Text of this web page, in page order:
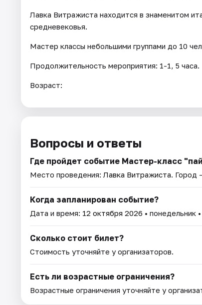
Лавка Витражиста находится в знаменитом
средневековья.
Мастер классы небольшими группами до 10
Продолжительность мероприятия: 1-1, 5 часа.
Возраст:
Вопросы и ответы
Где пройдет событие Мастер-класс
Место проведения: Лавка Витражиста. Город
Когда запланирован событие?
Дата и время: 12 октября 2026 • понедельник
Сколько стоит билет?
Стоимость уточняйте у организаторов.
Есть ли возрастные ограничения?
Возрастные ограничения уточняйте у